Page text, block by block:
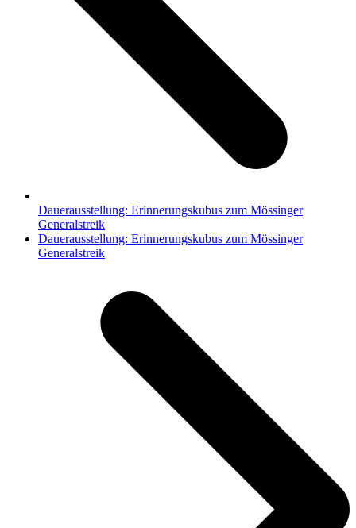
Dauerausstellung: Erinnerungskubus zum Mössinger
Generalstreik
Nächster
Beitrag:
Dauerausstellung: Erinnerungskubus zum Mössinger
Generalstreik